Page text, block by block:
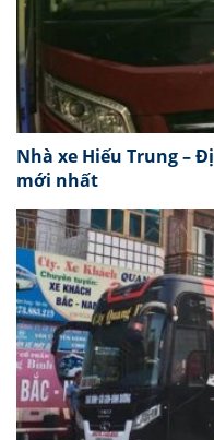
Nhà xe Hiếu Trung –
mới nhất